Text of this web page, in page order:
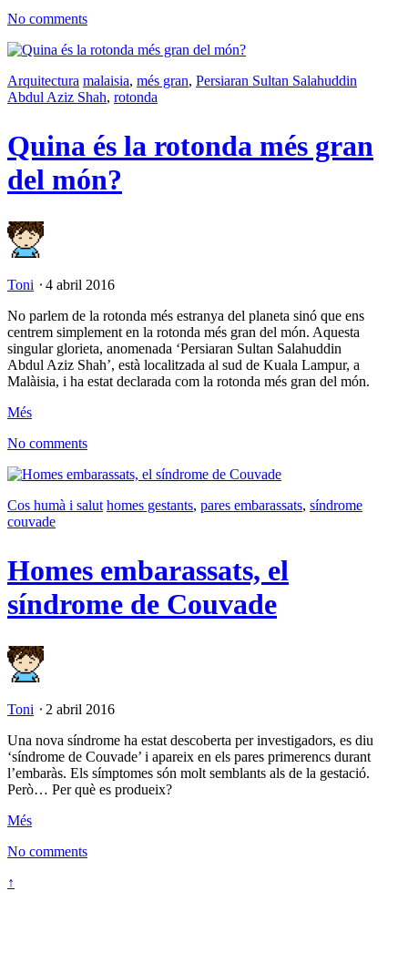
No comments
Arquitectura malaisia, més gran, Persiaran Sultan Salahuddin
Abdul Aziz Shah, rotonda
Quina és la rotonda més gran
del món?
Toni ⋅ 4 abril 2016
No parlem de la rotonda més estranya del planeta sinó que ens
centrem simplement en la rotonda més gran del món. Aquesta
singular glorieta, anomenada ‘Persiaran Sultan Salahuddin
Abdul Aziz Shah’, està localitzada al sud de Kuala Lampur, a
Malàisia, i ha estat declarada com la rotonda més gran del món.
Més
No comments
Cos humà i salut homes gestants, pares embarassats, síndrome
couvade
Homes embarassats, el
síndrome de Couvade
Toni ⋅ 2 abril 2016
Una nova síndrome ha estat descoberta per investigadors, es diu
‘síndrome de Couvade’ i apareix en els pares primerencs durant
l’embaràs. Els símptomes són molt semblants als de la gestació.
Però… Per què es produeix?
Més
No comments
↑